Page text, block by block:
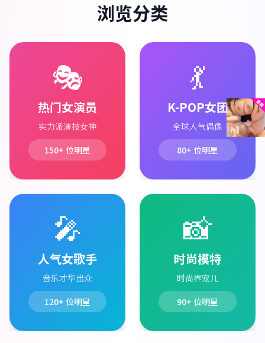
浏览分类
🎭
热门女演员
实力派演技女神
150+ 位明星
💃
K-POP女团
全球人气偶像
80+ 位明星
🎤
人气女歌手
音乐才华出众
120+ 位明星
📸
时尚模特
时尚界宠儿
90+ 位明星